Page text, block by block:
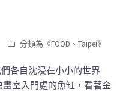
分類為《FOOD 、 Taipei》
各自沈浸在小小的世界
室入門處的魚缸，看著金